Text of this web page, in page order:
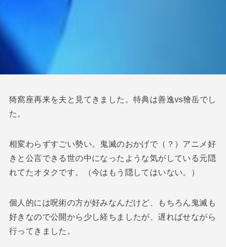
猗窩座再来を夫と見てきました。特典は善逸vs獪岳でし
た。
相変わらずすごい勢い。鬼滅のおかげで（？）アニメ好
きと公言できる世の中になったような気がしている元隠
れてたオタクです。（今はもう隠してはいない。）
個人的には呪術の方が好みなんだけど、もちろん鬼滅も
好きなので公開から少し経ちましたが、遅ればせながら
行ってきました。